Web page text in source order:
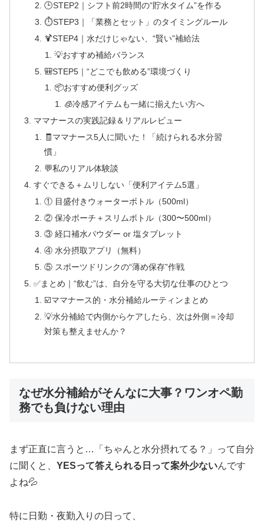
🕒STEP2｜シフト前2時間の“貯水タイム”を作る
⏱STEP3｜「業務とセット」のタイミングルール
🍹STEP4｜水だけじゃない、“賢い”補給法
💡おすすめ補給バランス
🎒STEP5｜“どこでも飲める”環境づくり
📦おすすめ便利グッズ
🧊冷感アイテムも一緒に揃えたい方へ
ママナースの実践記録＆リアルレビュー
🧾ママナース5人に聞いた！「続けられる水分習
慣」
💬私のリアル体験談
すぐできる＋ムリしない「便利アイテム5選」
① 目盛付きウォーターボトル（500ml）
② 保冷ポーチ＋スリムボトル（300〜500ml）
③ 経口補水パウダー or 塩タブレット
④ 水分摂取アプリ（無料）
⑤ スポーツドリンクの“薄め保存”作戦
✅まとめ｜“飲む”は、自分を守る大切な仕事のひとつ
☑️ママナース的・水分補給ルーティンまとめ
💡水分補給で内側からケアしたら、次は外側＝冷却
対策も整えませんか？
なぜ水分補給がそんなに大事？ワンオペ勤
務でも負けない理由
まず正直に言うと…「ちゃんと水分摂れてる？」って自分
に聞くと、 YESって答えられる日って案外少ないんです
よね💦
特に日勤・夜勤入りの日って、